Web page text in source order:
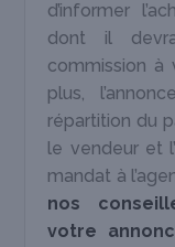
d’informer
dont il
commission à
plus,
répartition du
le vendeur et
mandat à
nos
votre